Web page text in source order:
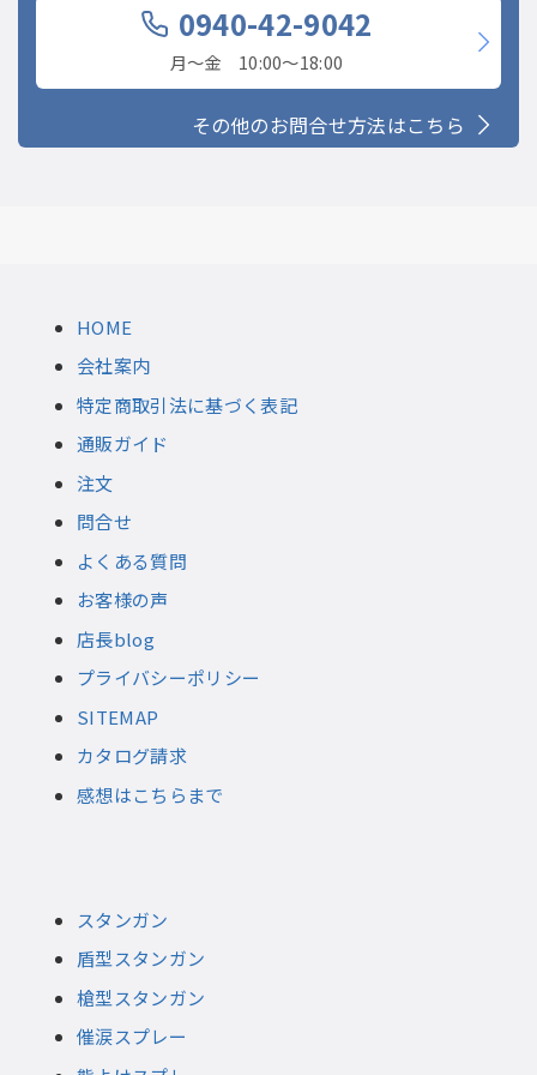
0940-42-9042
月〜金 10:00〜18:00
その他のお問合せ方法はこちら
HOME
会社案内
特定商取引法に基づく表記
通販ガイド
注文
問合せ
よくある質問
お客様の声
店長blog
プライバシーポリシー
SITEMAP
カタログ請求
感想はこちらまで
スタンガン
盾型スタンガン
槍型スタンガン
催涙スプレー